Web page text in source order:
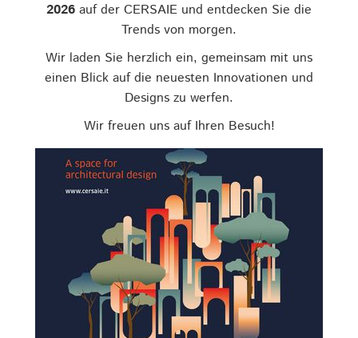
2026 auf der CERSAIE und entdecken Sie die
Trends von morgen.
Wir laden Sie herzlich ein, gemeinsam mit uns
einen Blick auf die neuesten Innovationen und
Designs zu werfen.
Wir freuen uns auf Ihren Besuch!